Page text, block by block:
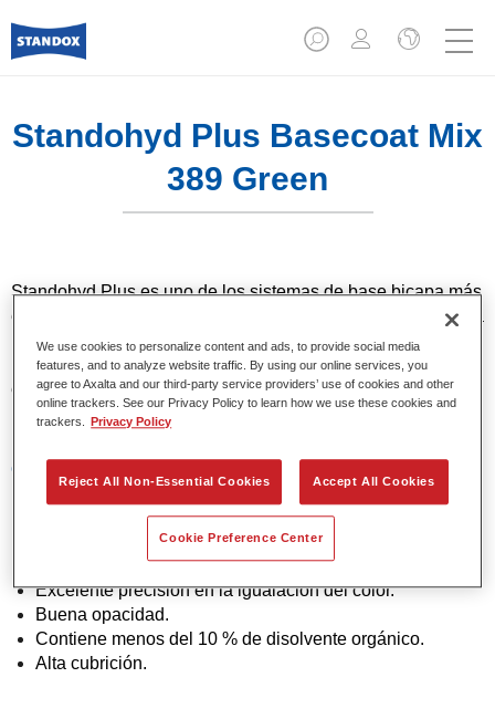
Standohyd Plus Basecoat Mix
389 Green
Standohyd Plus es uno de los sistemas de base bicapa más
eficientes, de eficacia probada, para turismos. Es un sistema
base agua con un bajo contenido en disolvente y
respetuosa con el medio ambiente, que ofrece una
extraordinaria precisión del color, una aplicación eficiente y
una calidad superior en colores metalizados y lisos.
Características del producto
Colores sólidos, metalizados y perlados.
Pintura base agua.
Aplicación en un solo paso (técnica "1 Visit").
Fácil de difuminar.
Excelente precisión en la igualación del color.
Buena opacidad.
Contiene menos del 10 % de disolvente orgánico.
Alta cubrición.
We use cookies to personalize content and ads, to provide social media
features, and to analyze website traffic. By using our online services, you
agree to Axalta and our third-party service providers’ use of cookies and other
online trackers. See our Privacy Policy to learn how we use these cookies and
trackers.
Privacy Policy
Reject All Non-Essential Cookies Accept All Cookies
Cookie Preference Center